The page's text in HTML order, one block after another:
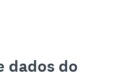
dados do